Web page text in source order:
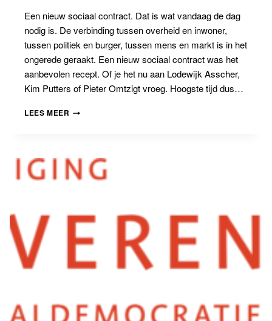
Een nieuw sociaal contract. Dat is wat vandaag de dag
nodig is. De verbinding tussen overheid en inwoner,
tussen politiek en burger, tussen mens en markt is in het
ongerede geraakt. Een nieuw sociaal contract was het
aanbevolen recept. Of je het nu aan Lodewijk Asscher,
Kim Putters of Pieter Omtzigt vroeg. Hoogste tijd dus…
LEES MEER BANNING
NIEUW
SOCIAAL
CONTRACT!
STAAT
DAAR
DAN
IN?